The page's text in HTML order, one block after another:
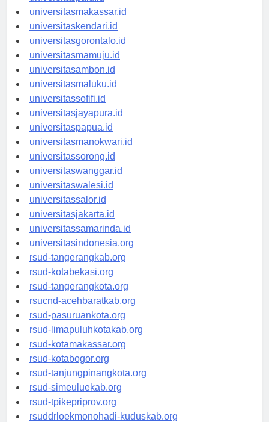
universitaspalu.id
universitasmakassar.id
universitaskendari.id
universitasgorontalo.id
universitasmamuju.id
universitasambon.id
universitasmaluku.id
universitassofifi.id
universitasjayapura.id
universitaspapua.id
universitasmanokwari.id
universitassorong.id
universitaswanggar.id
universitaswalesi.id
universitassalor.id
universitasjakarta.id
universitassamarinda.id
universitasindonesia.org
rsud-tangerangkab.org
rsud-kotabekasi.org
rsud-tangerangkota.org
rsucnd-acehbaratkab.org
rsud-pasuruankota.org
rsud-limapuluhkotakab.org
rsud-kotamakassar.org
rsud-kotabogor.org
rsud-tanjungpinangkota.org
rsud-simeuluekab.org
rsud-tpikepriprov.org